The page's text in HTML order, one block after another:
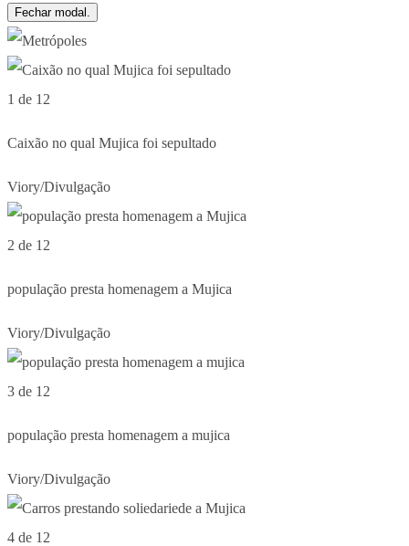
Fechar modal.
1 de 12
Caixão no qual Mujica foi sepultado
Viory/Divulgação
2 de 12
população presta homenagem a Mujica
Viory/Divulgação
3 de 12
população presta homenagem a mujica
Viory/Divulgação
4 de 12